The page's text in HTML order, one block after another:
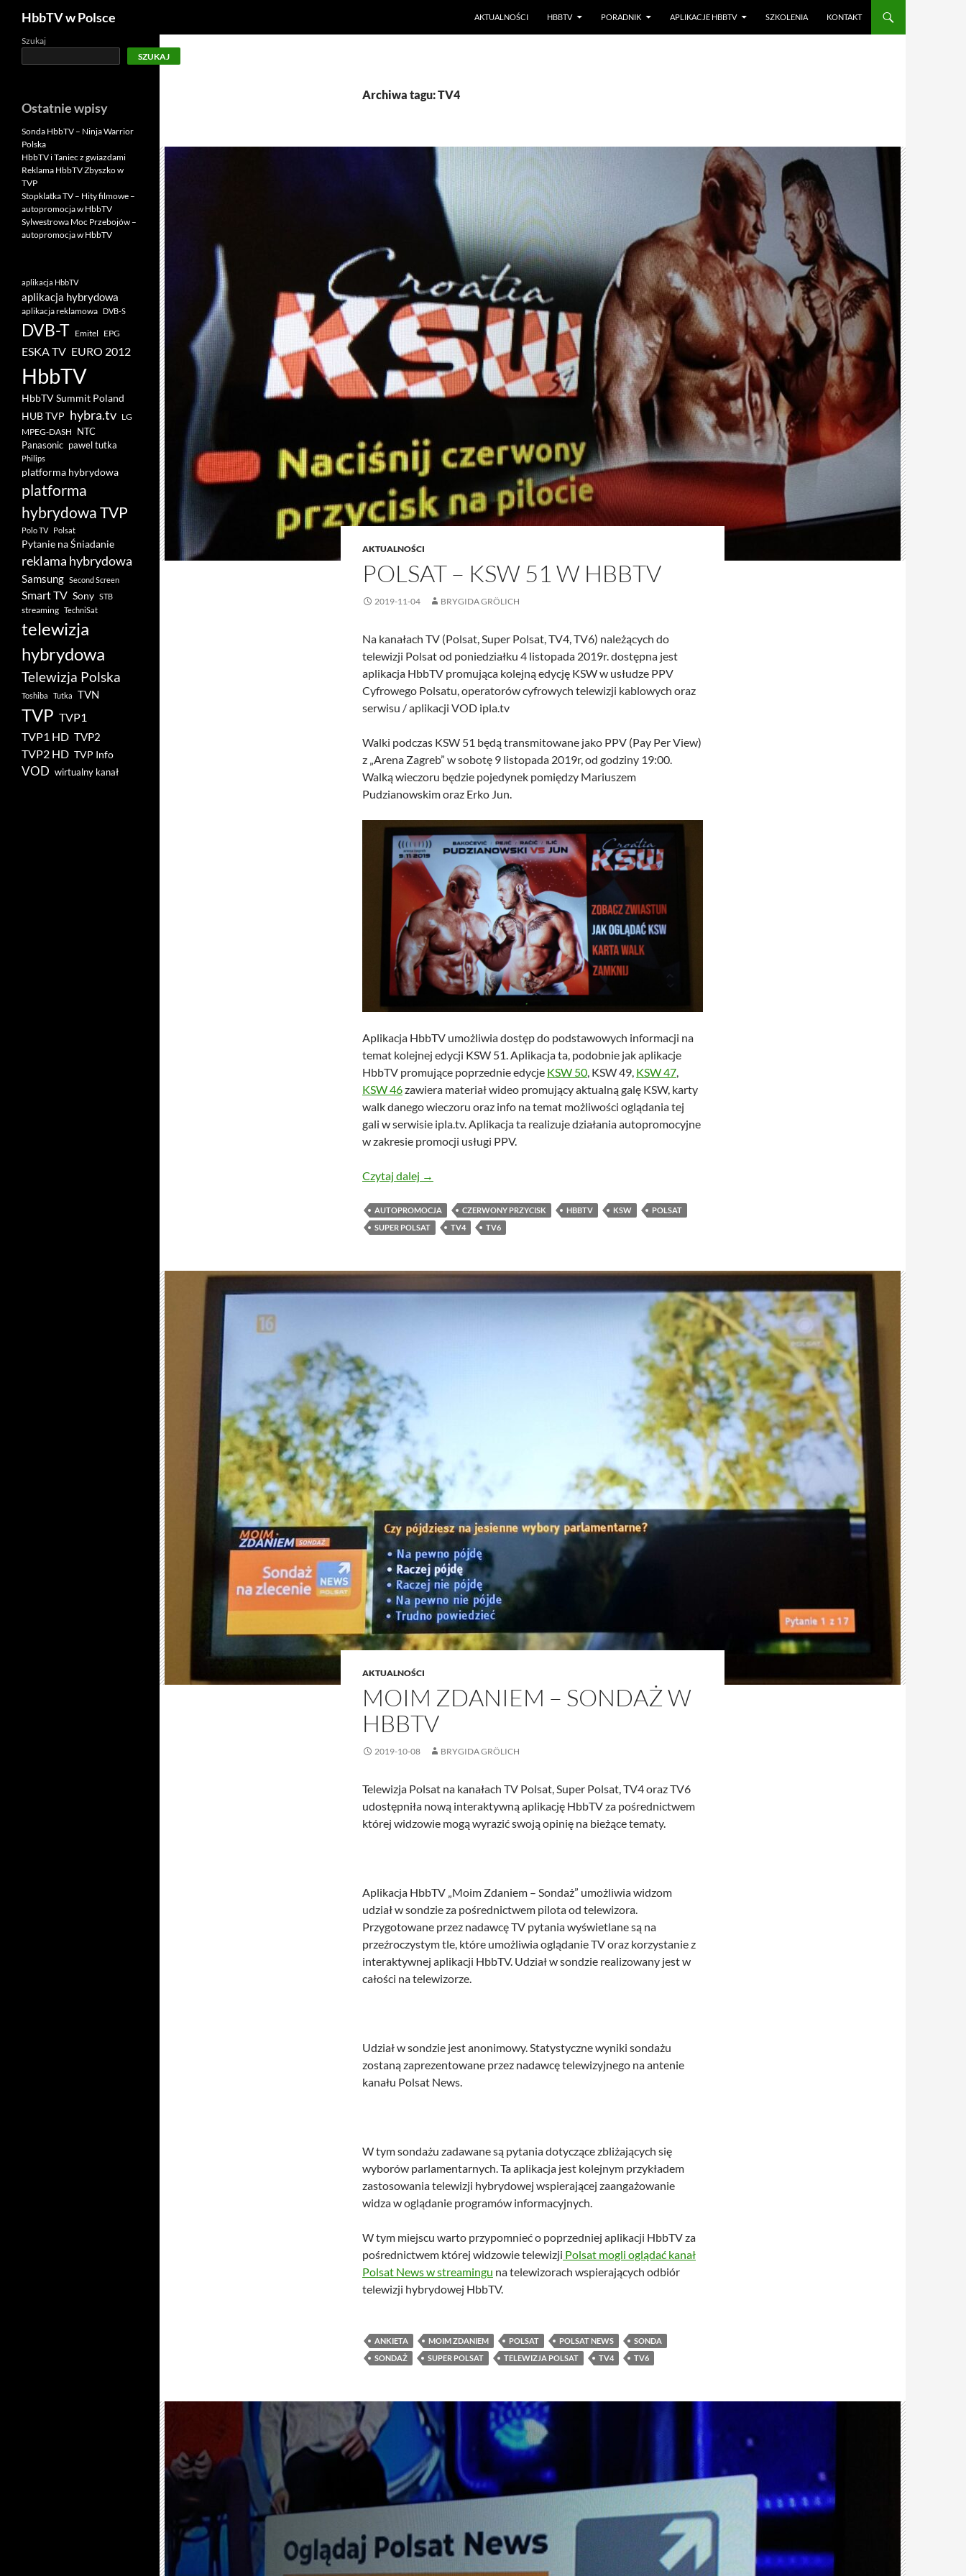
HbbTV w Polsce
AKTUALNOŚCI
HBBTV PORADNIK APLIKACJE HBBTV SZKOLENIA KONTAKT
Archiwa tagu: TV4
AKTUALNOŚCI
POLSAT – KSW 51 W HBBTV
2019-11-04 BRYGIDA GRÖLICH
Na kanałach TV (Polsat, Super Polsat, TV4, TV6) należących do
telewizji Polsat od poniedziałku 4 listopada 2019r. dostępna jest
aplikacja HbbTV promująca kolejną edycję KSW w usłudze PPV
Cyfrowego Polsatu, operatorów cyfrowych telewizji kablowych oraz
serwisu / aplikacji VOD ipla.tv
Walki podczas KSW 51 będą transmitowane jako PPV (Pay Per View)
z „Arena Zagreb” w sobotę 9 listopada 2019r, od godziny 19:00.
Walką wieczoru będzie pojedynek pomiędzy Mariuszem
Pudzianowskim oraz Erko Jun.
Aplikacja HbbTV umożliwia dostęp do podstawowych informacji na
temat kolejnej edycji KSW 51. Aplikacja ta, podobnie jak aplikacje
HbbTV promujące poprzednie edycje KSW 50 , KSW 49, KSW 47
KSW 46zawiera materiał wideo promujący aktualną galę KSW, karty
walk danego wieczoru oraz info na temat możliwości oglądania tej
gali w serwisie ipla.tv. Aplikacja ta realizuje działania autopromocyjne
w zakresie promocji usługi PPV.
Czytaj dalej Polsat – KSW 51 w HbbTV
→
AUTOPROMOCJA CZERWONY PRZYCISK HBBTV KSW
POLSAT
SUPER POLSAT
TV4 TV6
AKTUALNOŚCI
MOIM ZDANIEM – SONDAŻ W
HBBTV
2019-10-08 BRYGIDA GRÖLICH
Telewizja Polsat na kanałach TV Polsat, Super Polsat, TV4 oraz TV6
udostępniła nową interaktywną aplikację HbbTV za pośrednictwem
której widzowie mogą wyrazić swoją opinię na bieżące tematy.
Aplikacja HbbTV „Moim Zdaniem – Sondaż” umożliwia widzom
udział w sondzie za pośrednictwem pilota od telewizora.
Przygotowane przez nadawcę TV pytania wyświetlane są na
przeźroczystym tle, które umożliwia oglądanie TV oraz korzystanie z
interaktywnej aplikacji HbbTV. Udział w sondzie realizowany jest w
całości na telewizorze.
Udział w sondzie jest anonimowy. Statystyczne wyniki sondażu
zostaną zaprezentowane przez nadawcę telewizyjnego na antenie
kanału Polsat News.
W tym sondażu zadawane są pytania dotyczące zbliżających się
wyborów parlamentarnych. Ta aplikacja jest kolejnym przykładem
zastosowania telewizji hybrydowej wspierającej zaangażowanie
widza w oglądanie programów informacyjnych.
W tym miejscu warto przypomnieć o poprzedniej aplikacji HbbTV za
pośrednictwem której widzowie telewizji Polsat mogli oglądać kanał
Polsat News w streamingu na telewizorach wspierających odbiór
telewizji hybrydowej HbbTV.
ANKIETA MOIM ZDANIEM POLSAT POLSAT NEWS
SONDA
SONDAŻ
SUPER POLSAT TELEWIZJA POLSAT TV4 TV6
Szukaj
SZUKAJ
Ostatnie wpisy
Sonda HbbTV – Ninja Warrior
Polska
HbbTV i Taniec z gwiazdami
Reklama HbbTV Zbyszko w
TVP
Stopklatka TV – Hity filmowe –
autopromocja w HbbTV
Sylwestrowa Moc Przebojów –
autopromocja w HbbTV
aplikacja HbbTV
aplikacja hybrydowa
aplikacja reklamowa DVB-S
DVB-T Emitel EPG
ESKA TV EURO 2012
HbbTV
HbbTV Summit Poland
HUB TVP hybra.tv LG
MPEG-DASH NTC
Panasonic pawel tutka
Philips
platforma hybrydowa
platforma
hybrydowa TVP
Polo TV Polsat
Pytanie na Śniadanie
reklama hybrydowa
Samsung Second Screen
Smart TV Sony STB
streaming TechniSat
telewizja
hybrydowa
Telewizja Polska
Toshiba Tutka TVN
TVP TVP1
TVP1 HD TVP2
TVP2 HD TVP Info
VOD wirtualny kanał